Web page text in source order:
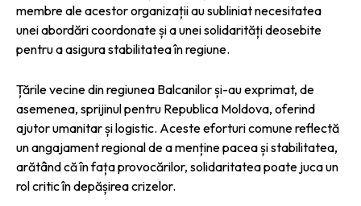
membre ale acestor organizații au subliniat necesitatea
unei abordări coordonate și a unei solidarități deosebite
pentru a asigura stabilitatea în regiune.
Țările vecine din regiunea Balcanilor și-au exprimat, de
asemenea, sprijinul pentru Republica Moldova, oferind
ajutor umanitar și logistic. Aceste eforturi comune reflectă
un angajament regional de a menține pacea și stabilitatea,
arătând că în fața provocărilor, solidaritatea poate juca un
rol critic în depășirea crizelor.